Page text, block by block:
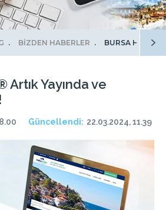
BİZDEN HABERLER BURSA HOMES
Yayında ve
Güncellendi: 22.03.2024, 11.39